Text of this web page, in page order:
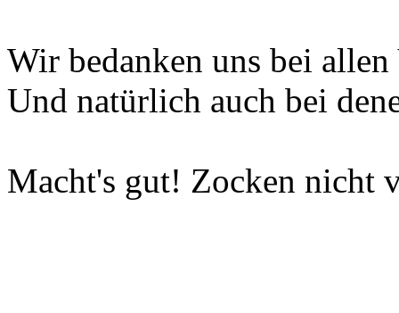
Wir bedanken uns bei
Und natürlich auch bei
Macht's gut! Zocken nicht